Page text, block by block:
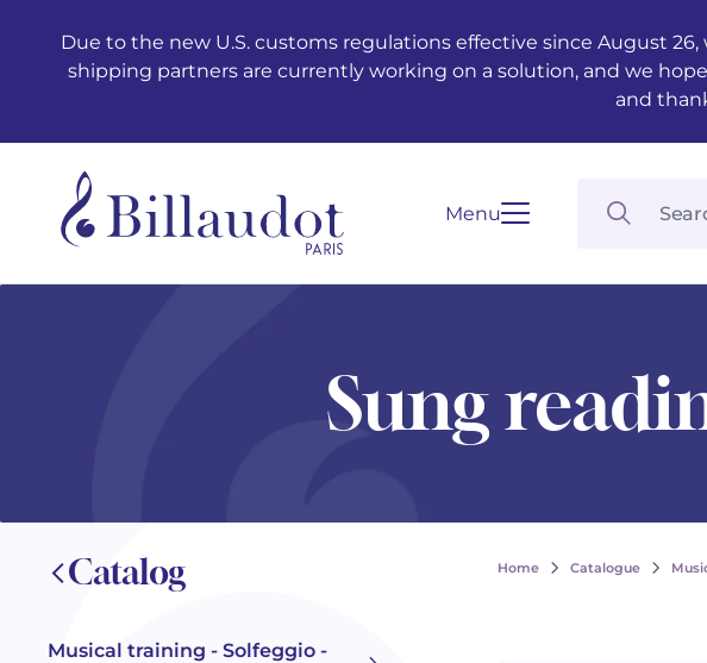
Due to the new U.S. customs regulations effective since August
shipping partners are currently working on a solution, and we
and
Menu
Sung
Home Catalogue
Catalog
Musical training - Solfeggio -